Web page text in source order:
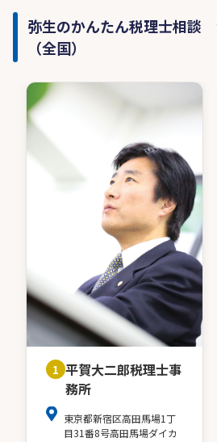
弥生のかんたん税理士相談
（全国）
1 平賀大二郎税理士事
務所
東京都新宿区高田馬場1丁
目31番8号高田馬場ダイカ